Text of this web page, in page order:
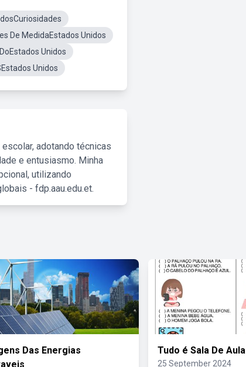
De MedidaEstados Unidos
Unidos
Unidos
adotando técnicas
e entusiasmo. Minha
utilizando
- fdp.aau.edu.et.
Das Energias
Tudo é Sala De Aula
25 September 2024